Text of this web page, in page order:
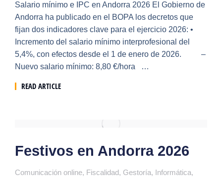
Salario mínimo e IPC en Andorra 2026 El Gobierno de
Andorra ha publicado en el BOPA los decretos que
fijan dos indicadores clave para el ejercicio 2026: •
Incremento del salario mínimo interprofesional del
5,4%, con efectos desde el 1 de enero de 2026. –
Nuevo salario mínimo: 8,80 €/hora …
READ ARTICLE
Festivos en Andorra 2026
Comunicación online, Fiscalidad, Gestoría, Informática,